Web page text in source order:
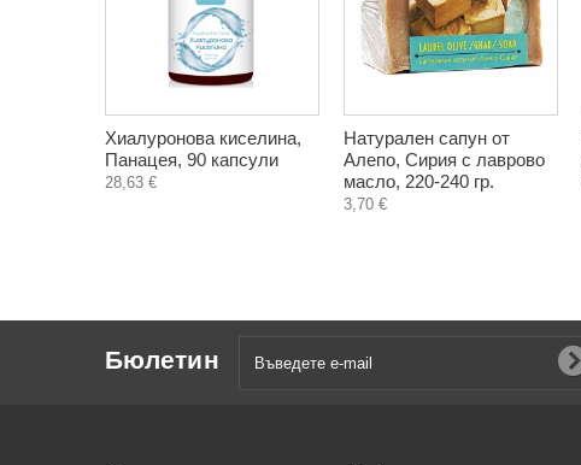
Хиалуронова киселина,
Панацея, 90 капсули
28,63 €
Натурален сапун от
Алепо, Сирия с лаврово
масло, 220-240 гр.
3,70 €
Бюлетин